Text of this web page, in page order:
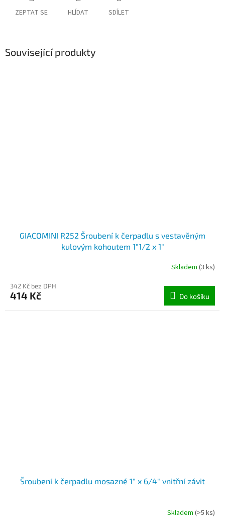
ZEPTAT SE HLÍDAT SDÍLET
Související produkty
GIACOMINI R252 Šroubení k čerpadlu s vestavěným
kulovým kohoutem 1"1/2 x 1"
Skladem (3 ks)
342 Kč bez DPH
414 Kč Do košíku
Šroubení k čerpadlu mosazné 1" x 6/4" vnitřní závit
Skladem (>5 ks)